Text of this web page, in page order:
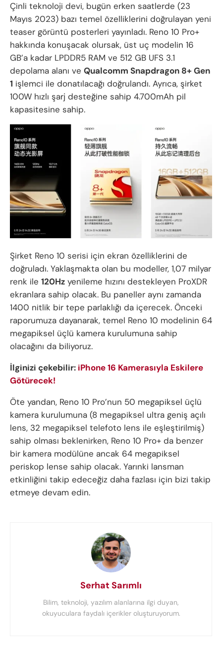
Çinli teknoloji devi, bugün erken saatlerde (23
Mayıs 2023) bazı temel özelliklerini doğrulayan yeni
teaser görüntü posterleri yayınladı. Reno 10 Pro+
hakkında konuşacak olursak, üst uç modelin 16
GB’a kadar LPDDR5 RAM ve 512 GB UFS 3.1
depolama alanı ve Qualcomm Snapdragon 8+ Gen
1 işlemci ile donatılacağı doğrulandı. Ayrıca, şirket
100W hızlı şarj desteğine sahip 4.700mAh pil
kapasitesine sahip.
Şirket Reno 10 serisi için ekran özelliklerini de
doğruladı. Yaklaşmakta olan bu modeller, 1,07 milyar
renk ile 120Hz yenileme hızını destekleyen ProXDR
ekranlara sahip olacak. Bu paneller aynı zamanda
1400 nitlik bir tepe parlaklığı da içerecek. Önceki
raporumuza dayanarak, temel Reno 10 modelinin 64
megapiksel üçlü kamera kurulumuna sahip
olacağını da biliyoruz.
İlginizi çekebilir: iPhone 16 Kamerasıyla Eskilere
Götürecek!
Öte yandan, Reno 10 Pro’nun 50 megapiksel üçlü
kamera kurulumuna (8 megapiksel ultra geniş açılı
lens, 32 megapiksel telefoto lens ile eşleştirilmiş)
sahip olması beklenirken, Reno 10 Pro+ da benzer
bir kamera modülüne ancak 64 megapiksel
periskop lense sahip olacak. Yarınki lansman
etkinliğini takip edeceğiz daha fazlası için bizi takip
etmeye devam edin.
Serhat Sarımlı
Bilim, teknoloji, yazılım alanlarına ilgi duyan,
okuyuculara faydalı içerikler oluşturuyorum.